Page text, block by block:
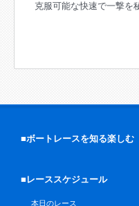
克服可能な快速で一撃を
■ボートレースを知る楽しむ
■レーススケジュール
本日のレース